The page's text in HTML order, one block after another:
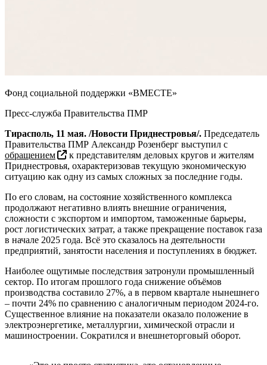
Фонд социальной поддержки «ВМЕСТЕ»
Пресс-служба Правительства ПМР
Тирасполь, 11 мая. /Новости Приднестровья/. Председатель
Правительства ПМР Александр Розенберг выступил с
обращением
к представителям деловых кругов и жителям
Приднестровья, охарактеризовав текущую экономическую
ситуацию как одну из самых сложных за последние годы.
По его словам, на состояние хозяйственного комплекса
продолжают негативно влиять внешние ограничения,
сложности с экспортом и импортом, таможенные барьеры,
рост логистических затрат, а также прекращение поставок газа
в начале 2025 года. Всё это сказалось на деятельности
предприятий, занятости населения и поступлениях в бюджет.
Наиболее ощутимые последствия затронули промышленный
сектор. По итогам прошлого года снижение объёмов
производства составило 27%, а в первом квартале нынешнего
– почти 24% по сравнению с аналогичным периодом 2024-го.
Существенное влияние на показатели оказало положение в
электроэнергетике, металлургии, химической отрасли и
машиностроении. Сократился и внешнеторговый оборот.